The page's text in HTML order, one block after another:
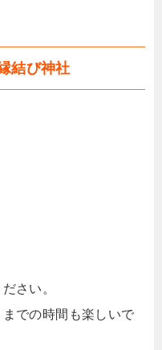
結び神社
さい。
での時間も楽しいで